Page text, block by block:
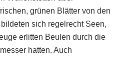
grünen Blätter von den
sich regelrecht Seen,
erlitten Beulen durch die
hatten. Auch